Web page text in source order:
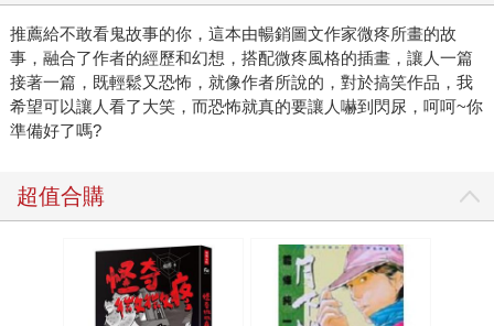
推薦給不敢看鬼故事的你，這本由暢銷圖文作家微疼所畫的故
事，融合了作者的經歷和幻想，搭配微疼風格的插畫，讓人一篇
接著一篇，既輕鬆又恐怖，就像作者所說的，對於搞笑作品，我
希望可以讓人看了大笑，而恐怖就真的要讓人嚇到閃尿，呵呵~你
準備好了嗎?
超值合購